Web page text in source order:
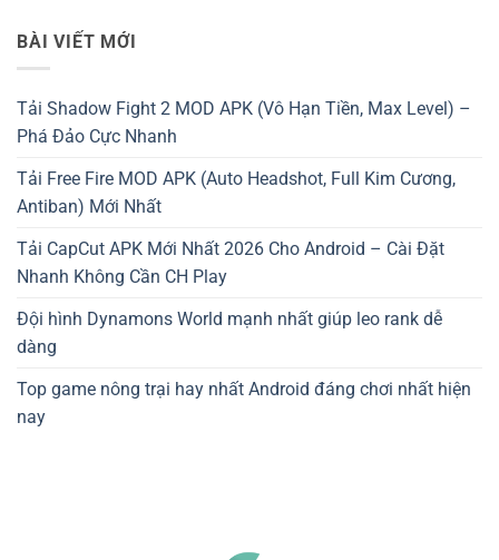
BÀI VIẾT MỚI
Tải Shadow Fight 2 MOD APK (Vô Hạn Tiền, Max Level) –
Phá Đảo Cực Nhanh
Tải Free Fire MOD APK (Auto Headshot, Full Kim Cương,
Antiban) Mới Nhất
Tải CapCut APK Mới Nhất 2026 Cho Android – Cài Đặt
Nhanh Không Cần CH Play
Đội hình Dynamons World mạnh nhất giúp leo rank dễ
dàng
Top game nông trại hay nhất Android đáng chơi nhất hiện
nay